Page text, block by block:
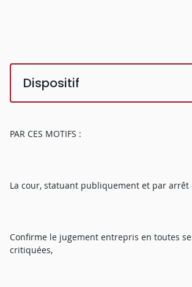
Dispositif
PAR CES MOTIFS :
La cour, statuant publiquement et par
Confirme le jugement entrepris en toutes
critiquées,